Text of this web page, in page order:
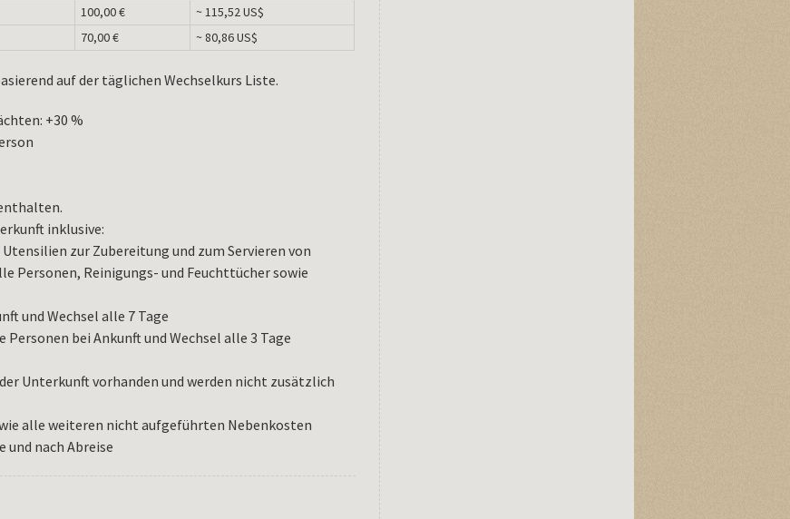
100,00 €
~ 115,52 US$
70,00 € ~ 80,86 US$
auf der täglichen Wechselkurs Liste.
+30 %
inklusive:
zur Zubereitung und zum Servieren von
Personen, Reinigungs- und Feuchttücher sowie
und Wechsel alle 7 Tage
bei Ankunft und Wechsel alle 3 Tage
Unterkunft vorhanden und werden nicht zusätzlich
alle weiteren nicht aufgeführten Nebenkosten
und nach Abreise